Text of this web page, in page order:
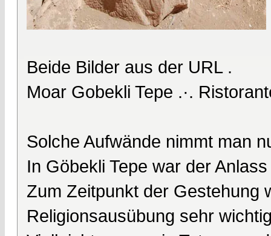
Beide Bilder aus der URL .
Moar Gobekli Tepe .·.
Solche Aufwände nimmt man
In Göbekli Tepe war der
Zum Zeitpunkt der Gestehung
Religionsausübung sehr